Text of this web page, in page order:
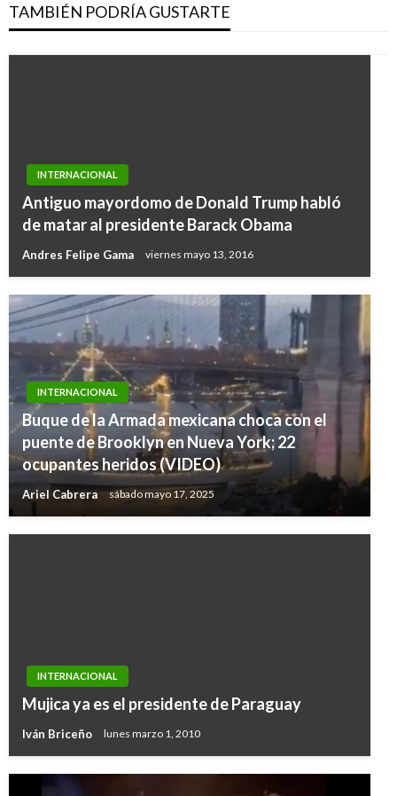
TAMBIÉN PODRÍA GUSTARTE
INTERNACIONAL
Antiguo mayordomo de Donald Trump habló
de matar al presidente Barack Obama
Andres Felipe Gama viernes mayo 13, 2016
INTERNACIONAL
Buque de la Armada mexicana choca con el
puente de Brooklyn en Nueva York; 22
ocupantes heridos (VIDEO)
Ariel Cabrera sábado mayo 17, 2025
INTERNACIONAL
Mujica ya es el presidente de Paraguay
Iván Briceño lunes marzo 1, 2010